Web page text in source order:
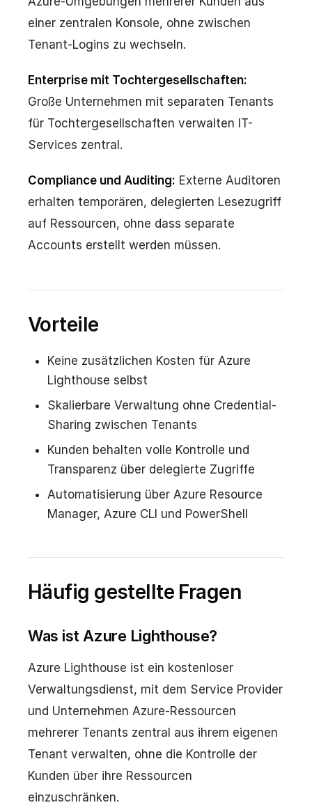
einer zentralen Konsole, ohne zwischen
Tenant-Logins zu wechseln.
Enterprise mit Tochtergesellschaften:
Große Unternehmen mit separaten Tenants
für Tochtergesellschaften verwalten IT-
Services zentral.
Compliance und Auditing: Externe Auditoren
erhalten temporären, delegierten Lesezugriff
auf Ressourcen, ohne dass separate
Accounts erstellt werden müssen.
Vorteile
Keine zusätzlichen Kosten für Azure
Lighthouse selbst
Skalierbare Verwaltung ohne Credential-
Sharing zwischen Tenants
Kunden behalten volle Kontrolle und
Transparenz über delegierte Zugriffe
Automatisierung über Azure Resource
Manager, Azure CLI und PowerShell
Häufig gestellte Fragen
Was ist Azure Lighthouse?
Azure Lighthouse ist ein kostenloser
Verwaltungsdienst, mit dem Service Provider
und Unternehmen Azure-Ressourcen
mehrerer Tenants zentral aus ihrem eigenen
Tenant verwalten, ohne die Kontrolle der
Kunden über ihre Ressourcen
einzuschränken.